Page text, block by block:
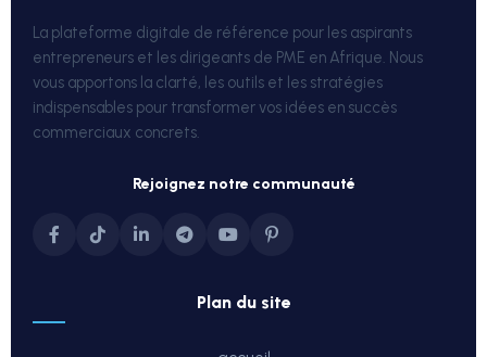
La plateforme digitale de référence pour les aspirants
entrepreneurs et les dirigeants de PME en Afrique. Nous
vous apportons la clarté, les outils et les stratégies
indispensables pour transformer vos idées en succès
commerciaux concrets.
rejoignez notre communauté
plan du site